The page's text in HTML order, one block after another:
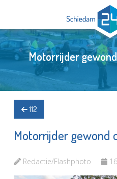
Motorrijder
112
Motorrijder gewond
Redactie/Flashphoto